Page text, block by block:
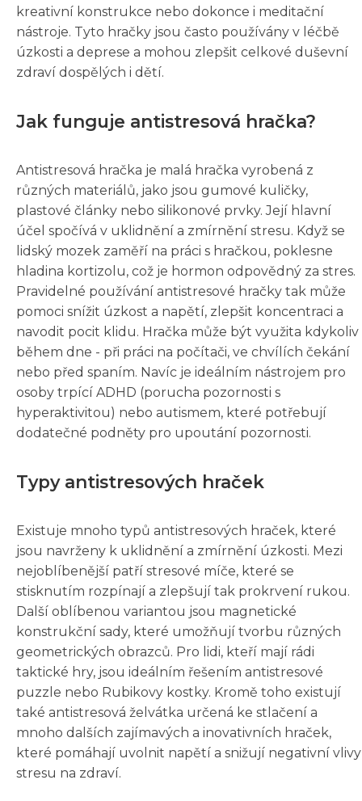
kreativní konstrukce nebo dokonce i meditační
nástroje. Tyto hračky jsou často používány v léčbě
úzkosti a deprese a mohou zlepšit celkové duševní
zdraví dospělých i dětí.
Jak funguje antistresová hračka?
Antistresová hračka je malá hračka vyrobená z
různých materiálů, jako jsou gumové kuličky,
plastové články nebo silikonové prvky. Její hlavní
účel spočívá v uklidnění a zmírnění stresu. Když se
lidský mozek zaměří na práci s hračkou, poklesne
hladina kortizolu, což je hormon odpovědný za stres.
Pravidelné používání antistresové hračky tak může
pomoci snížit úzkost a napětí, zlepšit koncentraci a
navodit pocit klidu. Hračka může být využita kdykoliv
během dne - při práci na počítači, ve chvílích čekání
nebo před spaním. Navíc je ideálním nástrojem pro
osoby trpící ADHD (porucha pozornosti s
hyperaktivitou) nebo autismem, které potřebují
dodatečné podněty pro upoutání pozornosti.
Typy antistresových hraček
Existuje mnoho typů antistresových hraček, které
jsou navrženy k uklidnění a zmírnění úzkosti. Mezi
nejoblíbenější patří stresové míče, které se
stisknutím rozpínají a zlepšují tak prokrvení rukou.
Další oblíbenou variantou jsou magnetické
konstrukční sady, které umožňují tvorbu různých
geometrických obrazců. Pro lidi, kteří mají rádi
taktické hry, jsou ideálním řešením antistresové
puzzle nebo Rubikovy kostky. Kromě toho existují
také antistresová želvátka určená ke stlačení a
mnoho dalších zajímavých a inovativních hraček,
které pomáhají uvolnit napětí a snižují negativní vlivy
stresu na zdraví.